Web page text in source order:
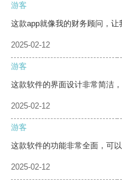
游客
这款app就像我的财务顾问，让
2025-02-12
游客
这款软件的界面设计非常简洁，
2025-02-12
游客
这款软件的功能非常全面，可以
2025-02-12